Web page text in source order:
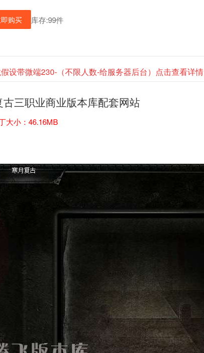
购买 库存:99件
设带微端230-（不限人数-给服务器后台）点击查看详情
三职业商业版本库配套网站
大小：46.16MB